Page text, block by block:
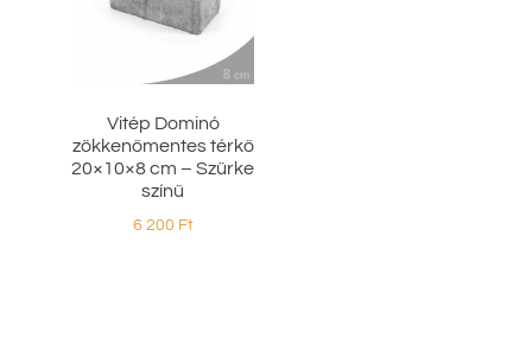
Vitép Dominó
zökkenőmentes térkő
20×10×8 cm – Szürke
színű
6 200 Ft